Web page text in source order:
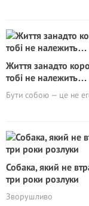
Життя занадто
тобі не належить…
Бути собою — це не
Собака, який не
три роки розлуки
Зворушливо